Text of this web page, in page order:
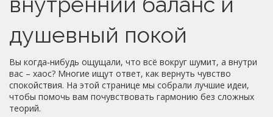
душевный покой
Вы когда‑нибудь ощущали, что всё вокруг шумит, а внутри
вас – хаос? Многие ищут ответ, как вернуть чувство
спокойствия. На этой странице мы собрали лучшие идеи,
чтобы помочь вам почувствовать гармонию без сложных
теорий.